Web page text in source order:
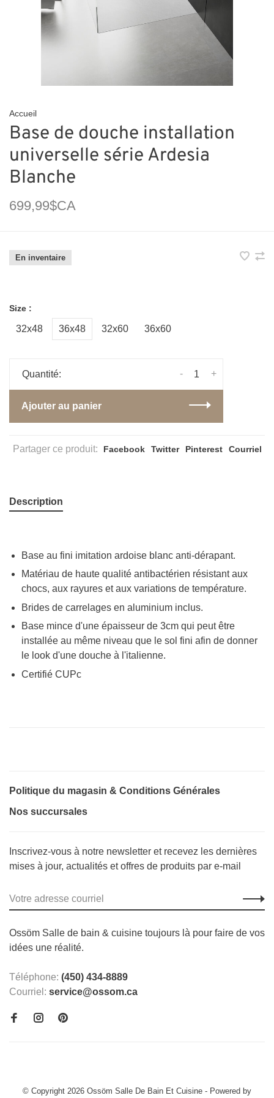
Accueil
Base de douche installation
universelle série Ardesia
Blanche
699,99$CA
En inventaire
Size :
32x48 36x48 32x60 36x60
Quantité: +
-
Ajouter au panier
Partager ce produit: Facebook Twitter Pinterest Courriel
Description
Base au fini imitation ardoise blanc anti-dérapant.
Matériau de haute qualité antibactérien résistant aux
chocs, aux rayures et aux variations de température.
Brides de carrelages en aluminium inclus.
Base mince d'une épaisseur de 3cm qui peut être
installée au même niveau que le sol fini afin de donner
le look d'une douche à l'italienne.
Certifié CUPc
Politique du magasin & Conditions Générales
Nos succursales
Inscrivez-vous à notre newsletter et recevez les dernières
mises à jour, actualités et offres de produits par e-mail
Ossöm Salle de bain & cuisine toujours là pour faire de vos
idées une réalité.
Téléphone: (450) 434-8889
Courriel: service@ossom.ca
© Copyright 2026 Ossöm Salle De Bain Et Cuisine - Powered by